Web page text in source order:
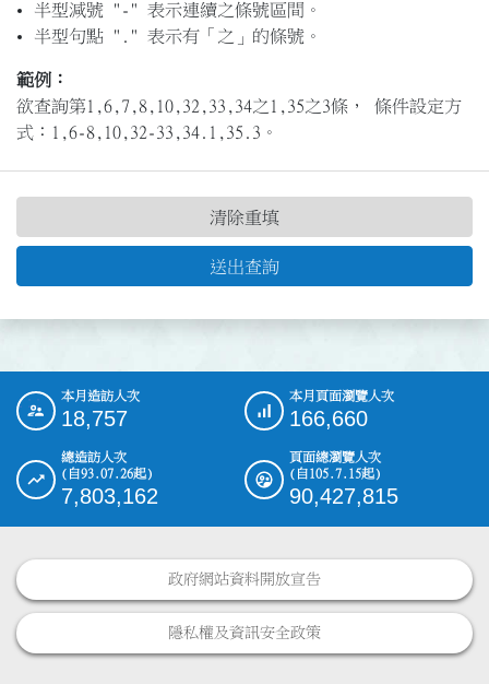
半型減號 "-" 表示連續之條號區間。
半型句點 "." 表示有「之」的條號。
範例：
欲查詢第1,6,7,8,10,32,33,34之1,35之3條， 條件設定方
式：1,6-8,10,32-33,34.1,35.3。
送出查詢
清除重填
::: 本月造訪人次
18,757
本月頁面瀏覽人次
166,660
總造訪人次
(自93.07.26起)
7,803,162
頁面總瀏覽人次
(自105.7.15起)
90,427,815
政府網站資料開放宣告
隱私權及資訊安全政策